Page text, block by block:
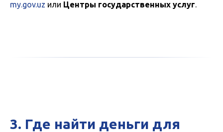
my.gov.uz или Центры государственных услуг
3. Где найти деньги для